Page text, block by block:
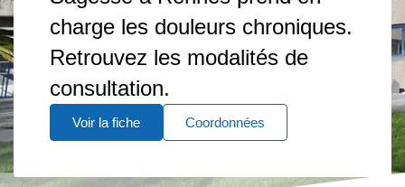
charge les douleurs chroniques.
Retrouvez les modalités de
consultation.
Voir la fiche Coordonnées